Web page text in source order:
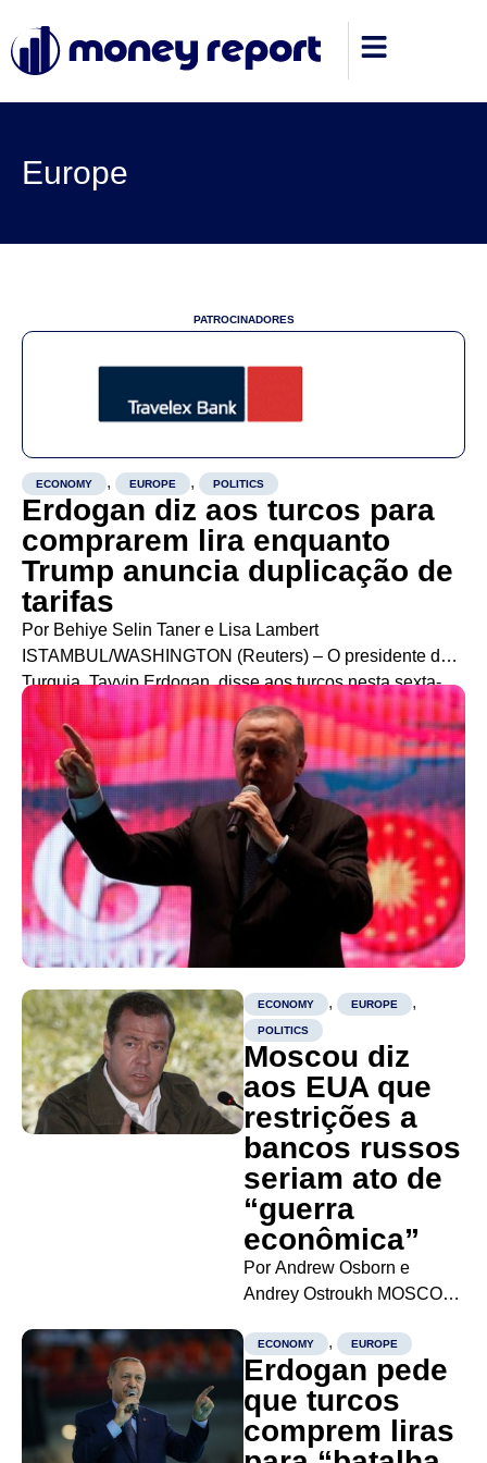
Europe
PATROCINADORES
ECONOMY , EUROPE , POLITICS
Erdogan diz aos turcos para
comprarem lira enquanto
Trump anuncia duplicação de
tarifas
Por Behiye Selin Taner e Lisa Lambert
ISTAMBUL/WASHINGTON (Reuters) – O presidente da
Turquia, Tayyip Erdogan, disse aos turcos nesta sexta-
feira para venderem ouro e dólares para sustentar a lira,
com a moeda em queda livre em meio à disputa travada
pelo presidente norte-americano, Donald Trump, que
dobrou as tarifas sobre as importações de metais […]
ECONOMY , EUROPE ,
POLITICS
Moscou diz
aos EUA que
restrições a
bancos russos
seriam ato de
“guerra
econômica”
Por Andrew Osborn e
Andrey Ostroukh MOSCOU
os Estados Unidos nesta
sexta-feira que encararia
qualquer medida norte-
americana para restringir as
atividades de bancos russos
ECONOMY , EUROPE
Erdogan pede
que turcos
comprem liras